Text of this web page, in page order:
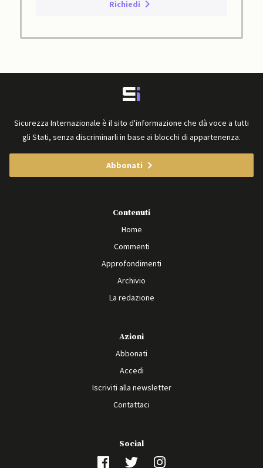
Richiedi
Sicurezza Internazionale è il sito d'informazione che dà voce a tutti
gli Stati, senza discriminarli in base ai blocchi di appartenenza.
Abbonati
Contenuti
Home
Commenti
Approfondimenti
Archivio
La redazione
Azioni
Abbonati
Accedi
Iscriviti alla newsletter
Contattaci
Social